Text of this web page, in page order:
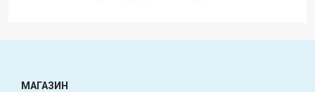
МАГАЗИН